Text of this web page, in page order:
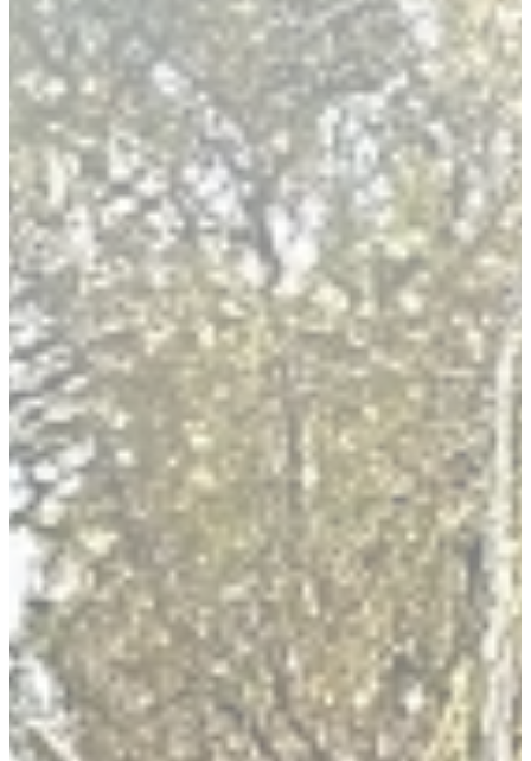
Arquitectura sanitaria
Arquitectura para empresas
Arquitectura singular
Consultoría y project management
Contacto